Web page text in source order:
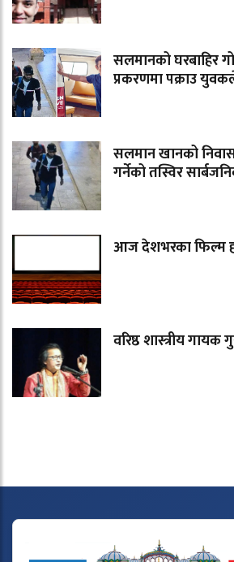
सलमानको घरबाहिर
प्रकरणमा पक्राउ
सलमान खानको
गर्नेको तस्विर
आज देशभरका फिल्म
वरिष्ठ शास्त्रीय